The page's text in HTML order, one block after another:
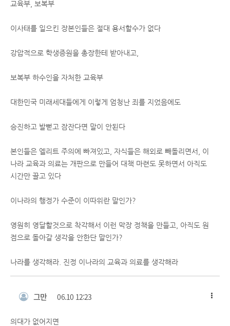
교육부, 보복부
이사태를 일으킨 장본인들은 절대 용서할수가 없다
강압적으로 학생증원을 총장한테 받아내고,
보복부 하수인을 자처한 교육부
대한민국 미래세대들에게 이렇게 엄청난 죄를 지었음에도
승진하고 발뻗고 잠잔다면 말이 안된다
본인들은 엘리트 주의에 빠져있고, 자식들은 해외로 빼돌리면서, 이
나라 교육과 의료는 개판으로 만들어 대책 마련도 못하면서 아직도
시간만 끌고 있다
이나라의 행정가 수준이 이따위란 말인가?
영원히 영달할것으로 착각해서 이런 막장 정책을 만들고, 아직도 원
점으로 돌아갈 생각을 안한단 말인가?
나라를 생각해라. 진정 이나라의 교육과 의료를 생각해라
그만 06.10 12:23
의대가 없어지면